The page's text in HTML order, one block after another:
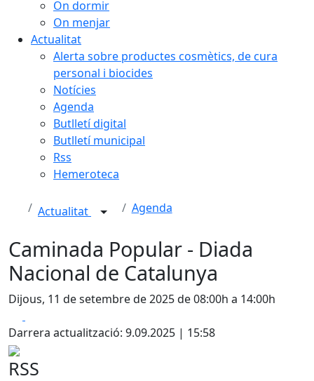
On dormir
On menjar
Actualitat
Alerta sobre productes cosmètics, de cura
personal i biocides
Notícies
Agenda
Butlletí digital
Butlletí municipal
Rss
Hemeroteca
Actualitat Agenda
Caminada Popular - Diada
Nacional de Catalunya
Dijous, 11 de setembre de 2025 de 08:00h a 14:00h
Darrera actualització: 9.09.2025 | 15:58
RSS